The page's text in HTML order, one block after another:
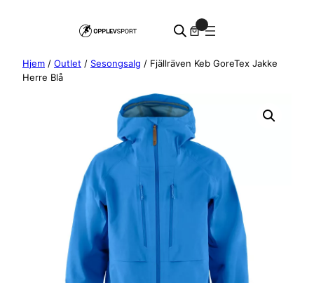
Hjem / Outlet / Sesongsalg / Fjällräven Keb GoreTex Jakke
Herre Blå